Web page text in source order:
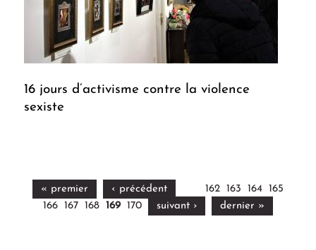
16 jours d’activisme contre la violence
sexiste
« premier ‹ précédent 162 163 164
165
166
167 168 169 170 suivant › dernier »